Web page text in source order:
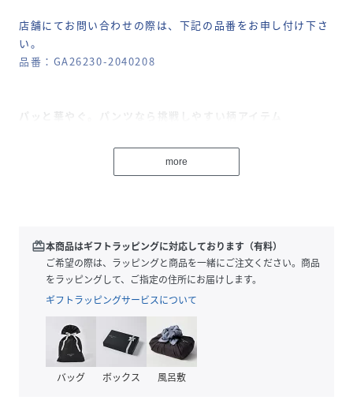
店舗にてお問い合わせの際は、下記の品番をお申し付け下さ
い。
品番：GA26230-2040208
パッと華やぐ。パンツなら挑戦しやすい柄アイテム
一品。絵画のようなタッチが大胆ながらもどこか優しく、大
人の着こなしに寄り添います。チュニックやワンピースとの
す。ウエストは総ゴムで楽な着心地なのも嬉しいポイント。
簡単に着映える装いが完成するイージーパンツです。
【FABRIC】
・これからのシーズンに快適なリネンコットン素材
・落ち着いたトーンのカラーバリエーション
【POINT】
more
redeem本商品はギフトラッピングに対応しております（有料）
ご希望の際は、ラッピングと商品を一緒にご注文ください。商品
をラッピングして、ご指定の住所にお届けします。
ギフトラッピングサービスについて
バッグ ボックス 風呂敷